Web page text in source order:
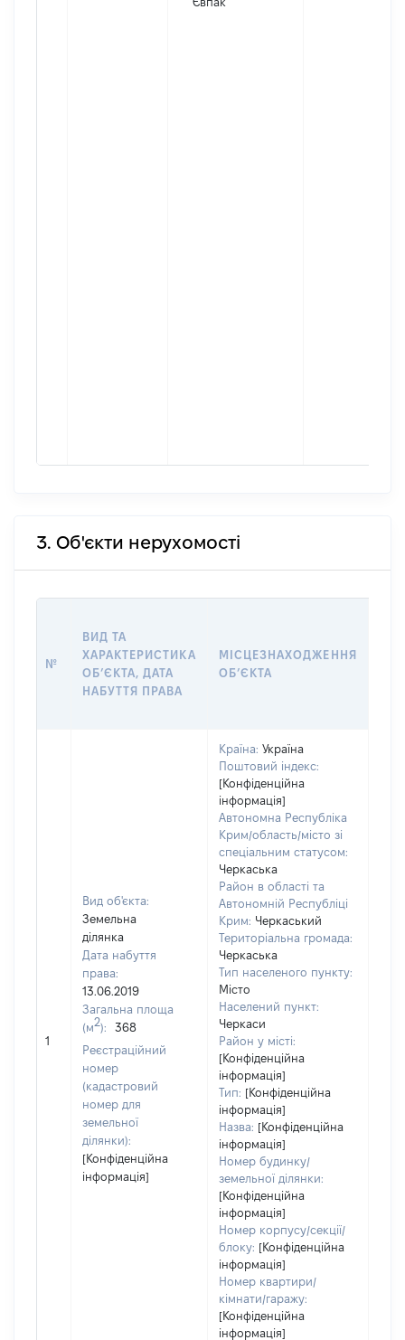
3. Об'єкти нерухомості
№
ВИД ТА
ХАРАКТЕРИСТИКА
ОБʼЄКТА, ДАТА
НАБУТТЯ ПРАВА
МІСЦЕЗНАХОДЖЕННЯ
ОБʼЄКТА
1
Вид об'єкта:
Земельна
ділянка
Дата набуття
права:
13.06.2019
Загальна площа
(м2):
368
Реєстраційний
номер
(кадастровий
номер для
земельної
ділянки):
[Конфіденційна
інформація]
Країна: Україна
Поштовий індекс:
[Конфіденційна
інформація]
Автономна Республіка
Крим/область/місто зі
спеціальним статусом:
Черкаська
Район в області та
Автономній Республіці
Крим: Черкаський
Територіальна громада:
Черкаська
Тип населеного пункту:
Місто
Населений пункт:
Черкаси
Район у місті:
[Конфіденційна
інформація]
Тип: [Конфіденційна
інформація]
Назва: [Конфіденційна
інформація]
Номер будинку/
земельної ділянки:
[Конфіденційна
інформація]
Номер корпусу/секції/
блоку: [Конфіденційна
інформація]
Номер квартири/
кімнати/гаражу:
[Конфіденційна
інформація]